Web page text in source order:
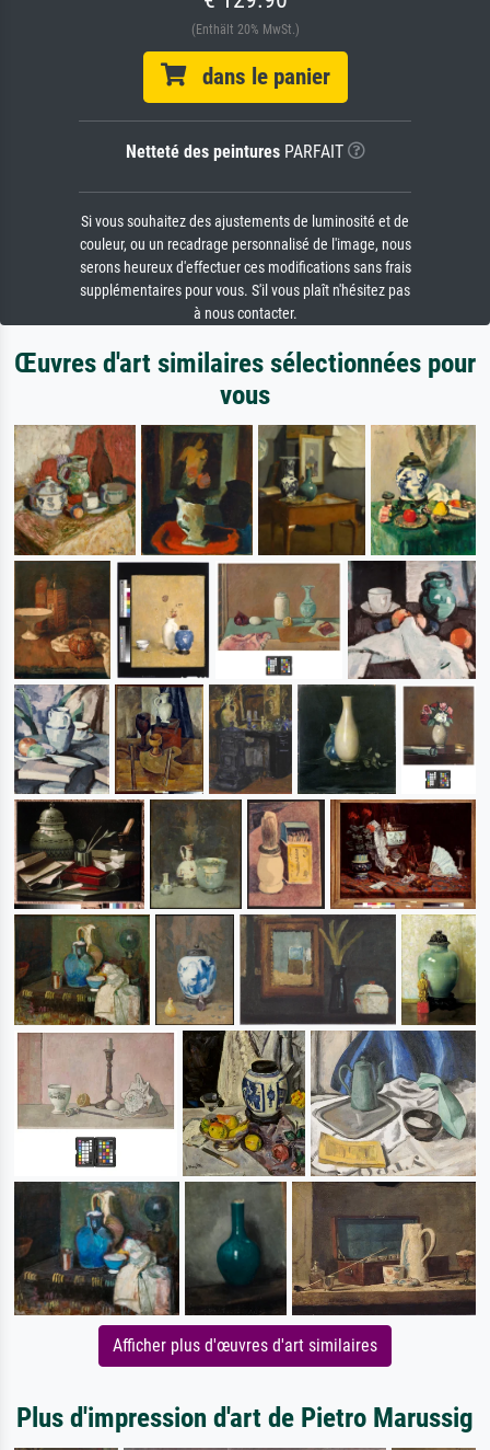
(Enthält 20% MwSt.)
dans le panier
Netteté des peinturesPARFAIT
Si vous souhaitez des ajustements de luminosité et de
couleur, ou un recadrage personnalisé de l'image, nous
serons heureux d'effectuer ces modifications sans frais
supplémentaires pour vous. S'il vous plaît n'hésitez pas
à nous contacter.
Œuvres d'art similaires sélectionnées pour
vous
Afficher plus d'œuvres d'art similaires
Plus d'impression d'art de Pietro Marussig